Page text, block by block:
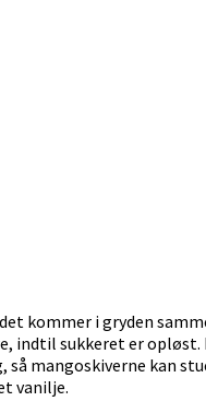
kommer i gryden
indtil sukkeret er
så mangoskiverne kan
vanilje.